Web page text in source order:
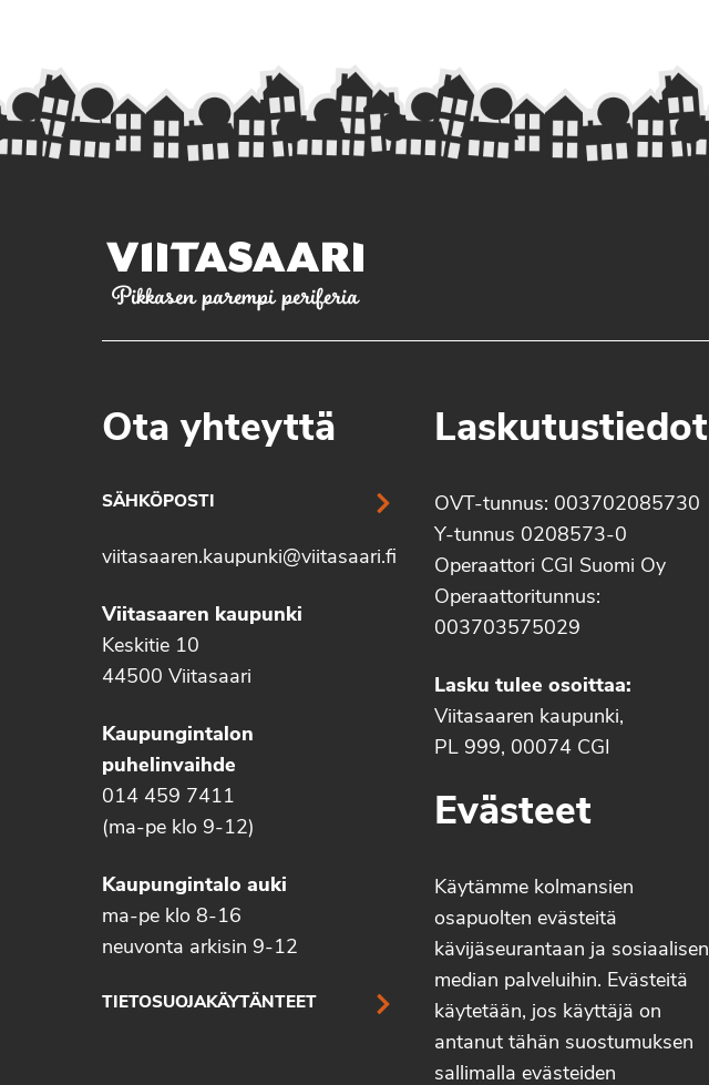
Pikkasen parempi periferia
Ota yhteyttä
SÄHKÖPOSTI
viitasaaren.kaupunki@viitasaari.fi
Viitasaaren kaupunki
Keskitie 10
44500 Viitasaari
Kaupungintalon
puhelinvaihde
014 459 7411
(ma-pe klo 9-12)
Kaupungintalo auki
ma-pe klo 8-16
neuvonta arkisin 9-12
TIETOSUOJAKÄYTÄNTEET
Laskutustiedot
OVT-tunnus: 003702085730
Y-tunnus 0208573-0
Operaattori CGI Suomi Oy
Operaattoritunnus:
003703575029
Lasku tulee osoittaa:
Viitasaaren kaupunki,
PL 999, 00074 CGI
Evästeet
Käytämme kolmansien
osapuolten evästeitä
kävijäseurantaan ja sosiaalisen
median palveluihin. Evästeitä
käytetään, jos käyttäjä on
antanut tähän suostumuksen
sallimalla evästeiden